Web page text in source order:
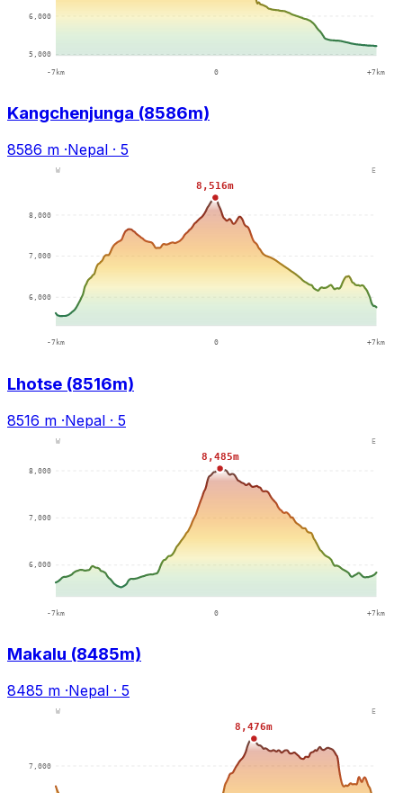
Kangchenjunga (8586m)
8586 m ·Nepal · 5
Lhotse (8516m)
8516 m ·Nepal · 5
Makalu (8485m)
8485 m ·Nepal · 5